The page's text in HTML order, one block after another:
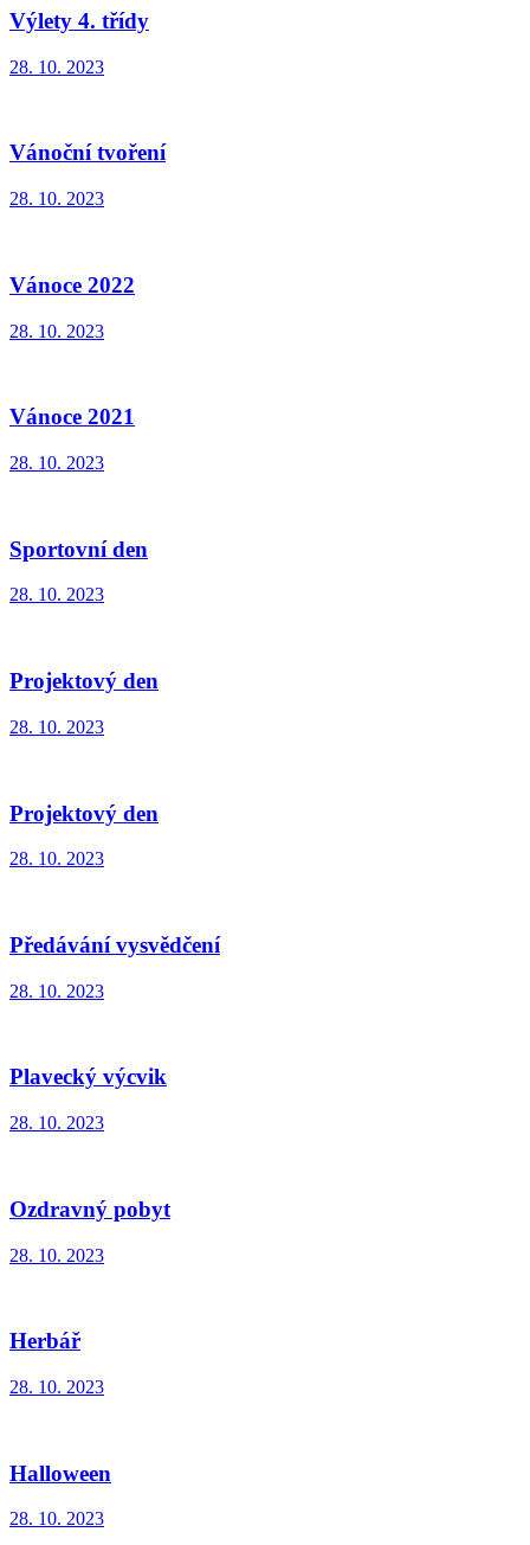
Výlety 4. třídy
28. 10. 2023
Vánoční tvoření
28. 10. 2023
Vánoce 2022
28. 10. 2023
Vánoce 2021
28. 10. 2023
Sportovní den
28. 10. 2023
Projektový den
28. 10. 2023
Projektový den
28. 10. 2023
Předávání vysvědčení
28. 10. 2023
Plavecký výcvik
28. 10. 2023
Ozdravný pobyt
28. 10. 2023
Herbář
28. 10. 2023
Halloween
28. 10. 2023